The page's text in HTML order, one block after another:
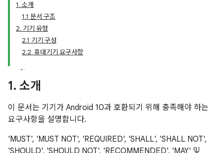
1. 소개
1.1 문서 구조
2. 기기 유형
2.1 기기 구성
2.2. 휴대기기 요구사항
1. 소개
이 문서는 기기가 Android 10과 호환되기 위해 충족해야 하는
요구사항을 설명합니다.
'MUST', 'MUST NOT', 'REQUIRED', 'SHALL', 'SHALL NOT',
'SHOULD', 'SHOULD NOT', 'RECOMMENDED', 'MAY' 및